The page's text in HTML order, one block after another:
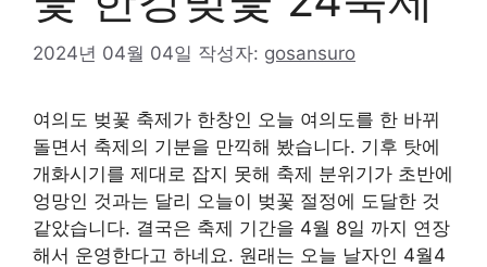
2024년 04월 04일 작성자: gosansuro
여의도 벚꽃 축제가 한창인 오늘 여의도를 한 바뀌
돌면서 축제의 기분을 만끽해 봤습니다. 기후 탓에
개화시기를 제대로 잡지 못해 축제 분위기가 초반에
엉망인 것과는 달리 오늘이 벚꽃 절정에 도달한 것
같았습니다. 결국은 축제 기간을 4월 8일 까지 연장
해서 운영한다고 하네요. 원래는 오늘 날자인 4월4